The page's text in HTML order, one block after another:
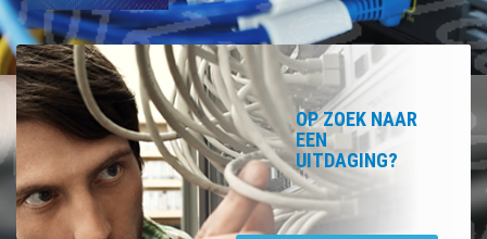
OP ZOEK NAAR
EEN
UITDAGING?